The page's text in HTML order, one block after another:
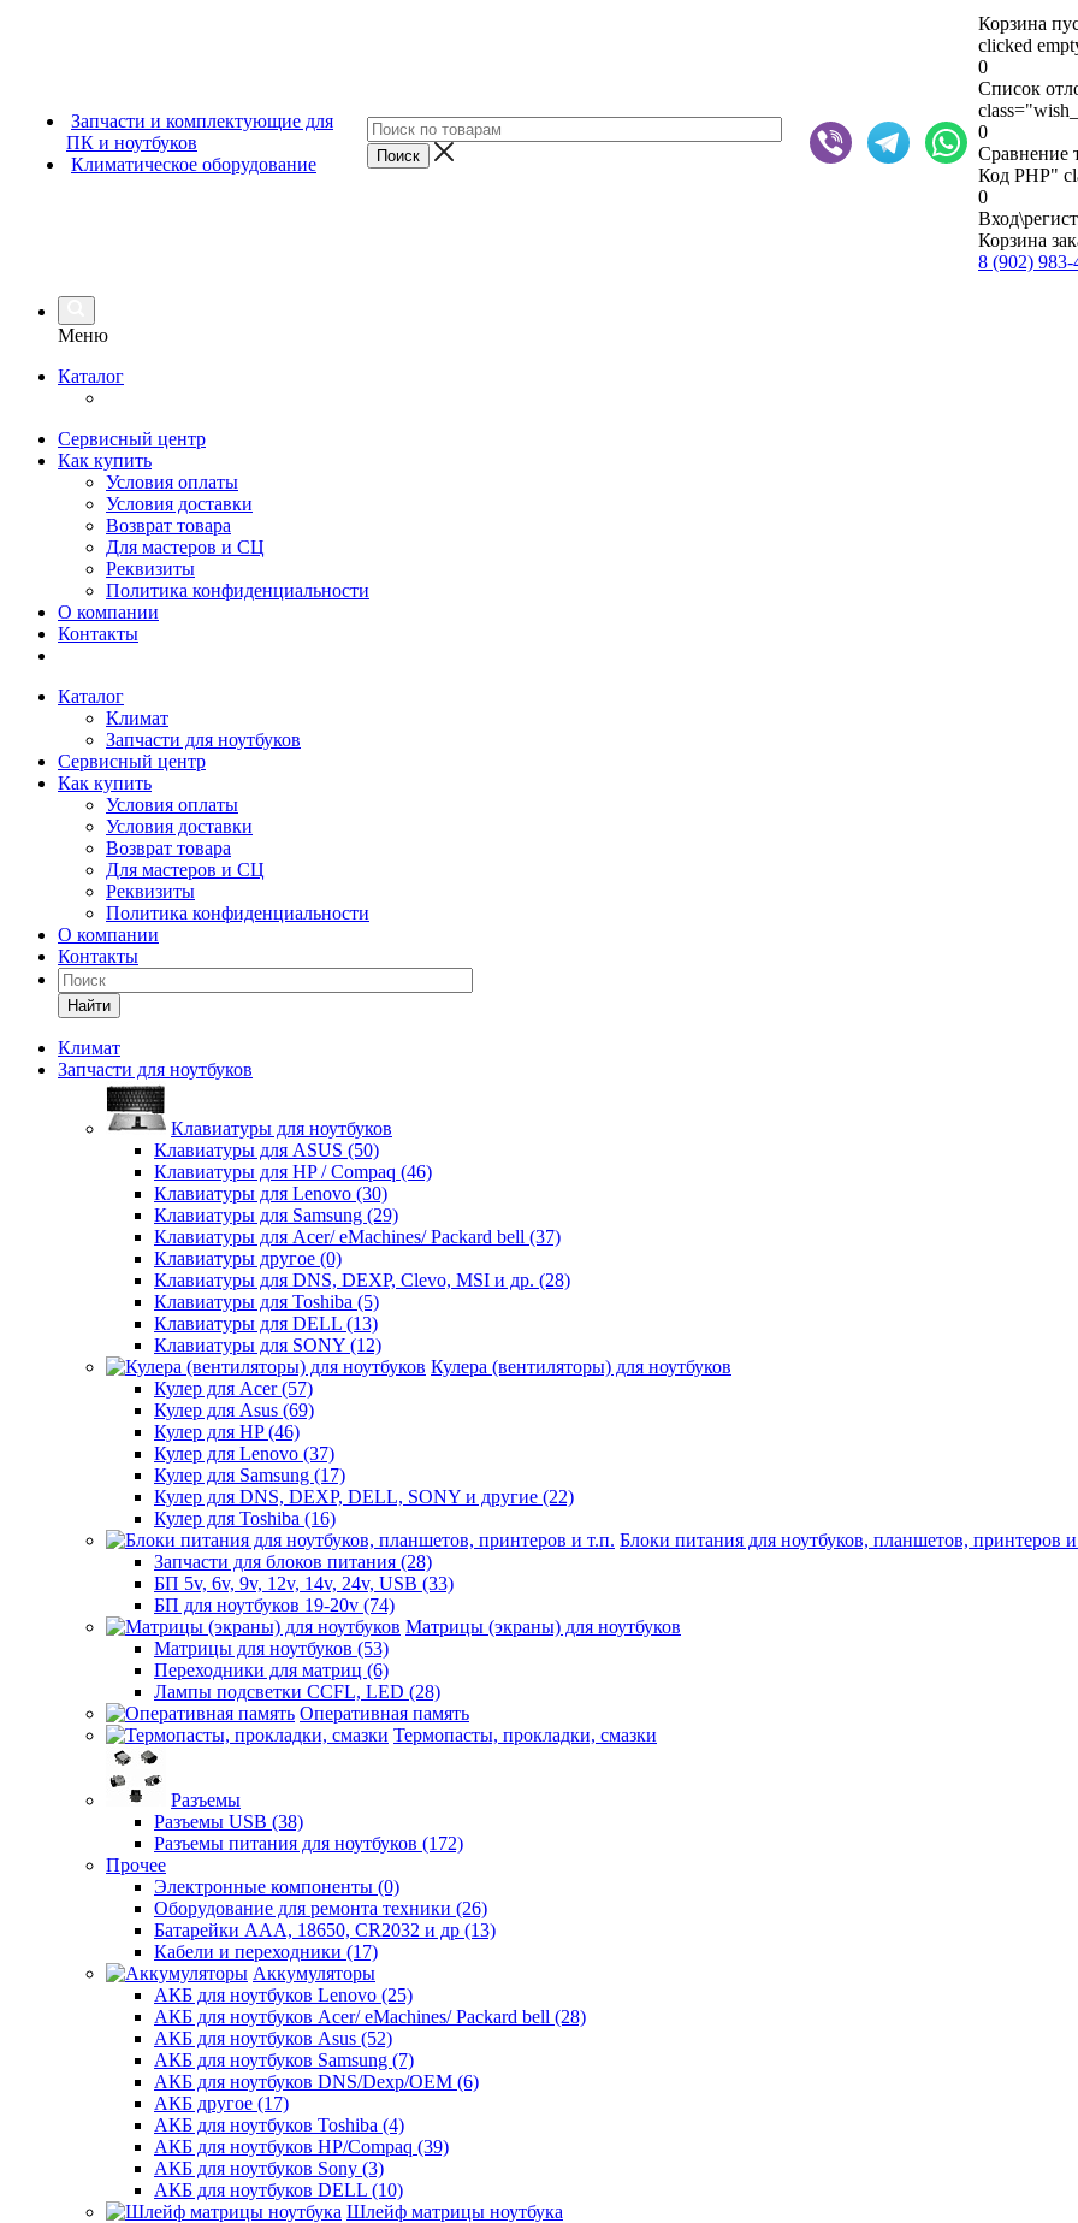
Запчасти и комплектующие для
ПК и ноутбуков
Климатическое оборудование
Корзина
clicked
0
Список
0
Сравнение
Код PHP"
0
Корзина
8 (902) 983-
Меню
Каталог
Сервисный центр
Как купить
Условия оплаты
Условия доставки
Возврат товара
Для мастеров и СЦ
Реквизиты
Политика конфиденциальности
О компании
Контакты
Каталог
Климат
Запчасти для ноутбуков
Сервисный центр
Как купить
Условия оплаты
Условия доставки
Возврат товара
Для мастеров и СЦ
Реквизиты
Политика конфиденциальности
О компании
Контакты
Найти
Климат
Запчасти для ноутбуков
Клавиатуры для ноутбуков
Клавиатуры для ASUS (50)
Клавиатуры для HP / Compaq (46)
Клавиатуры для Lenovo (30)
Клавиатуры для Samsung (29)
Клавиатуры для Acer/ eMachines/ Packard bell (37)
Клавиатуры другое (0)
Клавиатуры для DNS, DEXP, Clevo, MSI и др. (28)
Клавиатуры для Toshiba (5)
Клавиатуры для DELL (13)
Клавиатуры для SONY (12)
Кулера (вентиляторы) для ноутбуков
Кулер для Acer (57)
Кулер для Asus (69)
Кулер для HP (46)
Кулер для Lenovo (37)
Кулер для Samsung (17)
Кулер для DNS, DEXP, DELL, SONY и другие (22)
Кулер для Toshiba (16)
Блоки питания для ноутбуков, планшетов, принтеров
Запчасти для блоков питания (28)
БП 5v, 6v, 9v, 12v, 14v, 24v, USB (33)
БП для ноутбуков 19-20v (74)
Матрицы (экраны) для ноутбуков
Матрицы для ноутбуков (53)
Переходники для матриц (6)
Лампы подсветки CCFL, LED (28)
Оперативная память
Термопасты, прокладки, смазки
Разъемы
Разъемы USB (38)
Разъемы питания для ноутбуков (172)
Прочее
Электронные компоненты (0)
Оборудование для ремонта техники (26)
Батарейки AAА, 18650, CR2032 и др (13)
Кабели и переходники (17)
Аккумуляторы
АКБ для ноутбуков Lenovo (25)
АКБ для ноутбуков Acer/ eMachines/ Packard bell (28)
АКБ для ноутбуков Asus (52)
АКБ для ноутбуков Samsung (7)
АКБ для ноутбуков DNS/Dexp/OEM (6)
АКБ другое (17)
АКБ для ноутбуков Toshiba (4)
АКБ для ноутбуков HP/Compaq (39)
АКБ для ноутбуков Sony (3)
АКБ для ноутбуков DELL (10)
Шлейф матрицы ноутбука